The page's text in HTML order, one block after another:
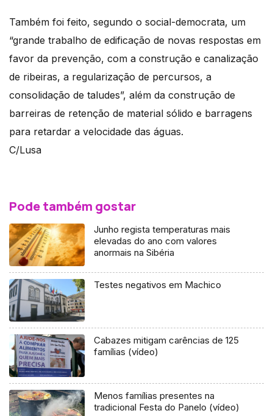
Também foi feito, segundo o social-democrata, um
“grande trabalho de edificação de novas respostas em
favor da prevenção, com a construção e canalização
de ribeiras, a regularização de percursos, a
consolidação de taludes”, além da construção de
barreiras de retenção de material sólido e barragens
para retardar a velocidade das águas.
C/Lusa
Pode também gostar
Junho regista temperaturas mais
elevadas do ano com valores
anormais na Sibéria
Testes negativos em Machico
Cabazes mitigam carências de 125
famílias (vídeo)
Menos famílias presentes na
tradicional Festa do Panelo (vídeo)